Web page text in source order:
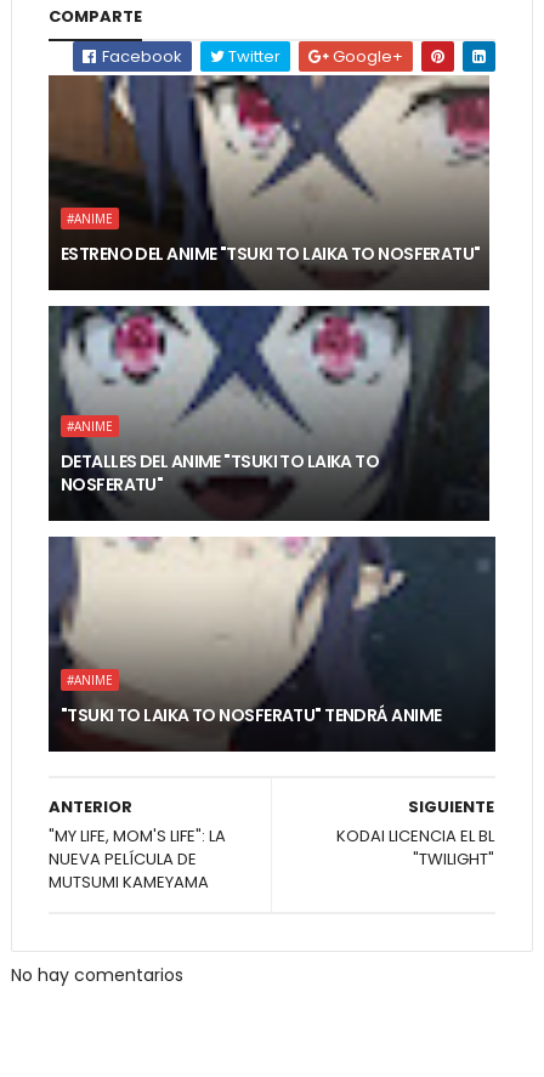
COMPARTE
Facebook
Twitter Google+
#ANIME
ESTRENO DEL ANIME "TSUKI TO LAIKA TO NOSFERATU"
#ANIME
DETALLES DEL ANIME "TSUKI TO LAIKA TO
NOSFERATU"
#ANIME
"TSUKI TO LAIKA TO NOSFERATU" TENDRÁ ANIME
SIGUIENTE
KODAI LICENCIA EL BL
"TWILIGHT"
ANTERIOR
"MY LIFE, MOM'S LIFE": LA
NUEVA PELÍCULA DE
MUTSUMI KAMEYAMA
No hay comentarios